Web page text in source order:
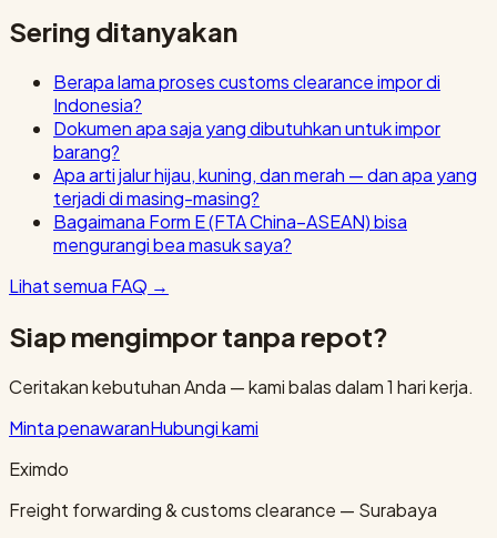
Sering ditanyakan
Berapa lama proses customs clearance impor di
Indonesia?
Dokumen apa saja yang dibutuhkan untuk impor
barang?
Apa arti jalur hijau, kuning, dan merah — dan apa yang
terjadi di masing-masing?
Bagaimana Form E (FTA China–ASEAN) bisa
mengurangi bea masuk saya?
Lihat semua FAQ →
Siap mengimpor tanpa repot?
Ceritakan kebutuhan Anda — kami balas dalam 1 hari kerja.
Minta penawaranHubungi kami
Eximdo
Freight forwarding & customs clearance — Surabaya